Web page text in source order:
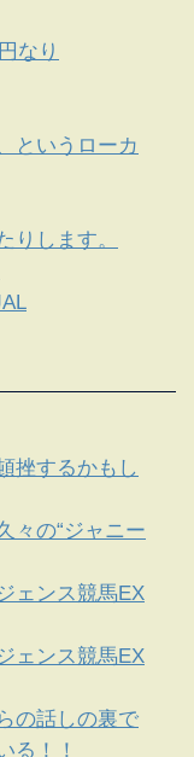
なり
というローカ
りします。
挫するかもし
々の“ジャニー
ェンス競馬EX
ェンス競馬EX
の話しの裏で
る！！